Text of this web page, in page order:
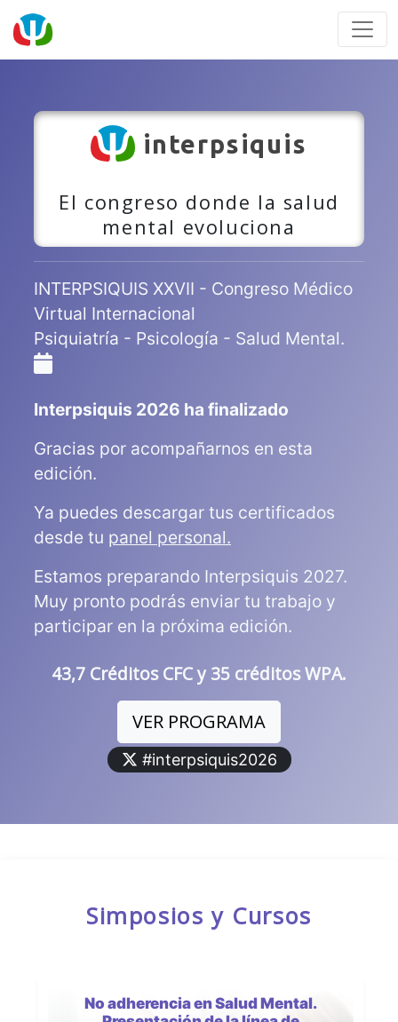
interpsiquis
El congreso donde la salud
mental evoluciona
INTERPSIQUIS XXVII - Congreso Médico
Virtual Internacional
Psiquiatría - Psicología - Salud Mental.
Interpsiquis 2026 ha finalizado
Gracias por acompañarnos en esta
edición.
Ya puedes descargar tus certificados
desde tu panel personal.
Estamos preparando Interpsiquis 2027.
Muy pronto podrás enviar tu trabajo y
participar en la próxima edición.
43,7 Créditos CFC y 35 créditos WPA.
VER PROGRAMA
#interpsiquis2026
Simposios y Cursos
No adherencia en Salud Mental.